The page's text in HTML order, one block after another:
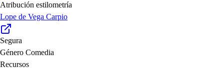
Atribución estilometría
Lope de Vega Carpio
Segura
Género Comedia
Recursos